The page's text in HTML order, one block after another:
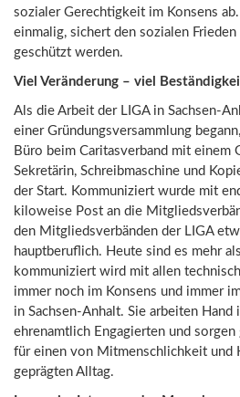
sozialer Gerechtigkeit im Konsens
einmalig, sichert den sozialen
geschützt werden.
Viel Veränderung – viel
Als die Arbeit der LIGA in Sachsen-
einer Gründungsversammlung
Büro beim Caritasverband mit einem
Sekretärin, Schreibmaschine und
der Start. Kommuniziert wurde mit
kiloweise Post an die
den Mitgliedsverbänden der LIGA
hauptberuflich. Heute sind es mehr
kommuniziert wird mit allen
immer noch im Konsens und immer
in Sachsen-Anhalt. Sie arbeiten
ehrenamtlich Engagierten und
für einen von Mitmenschlichkeit und
geprägten Alltag.